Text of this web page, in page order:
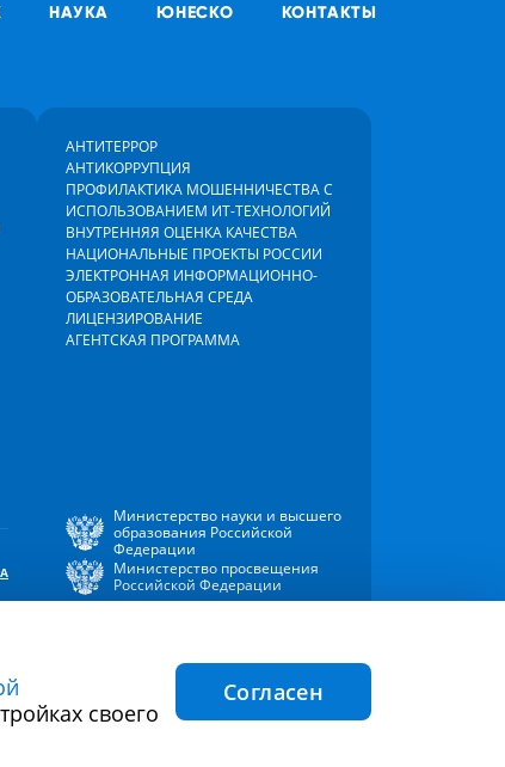
НАУКА ЮНЕСКО КОНТАКТЫ
АНТИТЕРРОР
АНТИКОРРУПЦИЯ
ПРОФИЛАКТИКА МОШЕННИЧЕСТВА С
ИСПОЛЬЗОВАНИЕМ ИТ-ТЕХНОЛОГИЙ
ВНУТРЕННЯЯ ОЦЕНКА КАЧЕСТВА
НАЦИОНАЛЬНЫЕ ПРОЕКТЫ РОССИИ
ЭЛЕКТРОННАЯ ИНФОРМАЦИОННО-
ОБРАЗОВАТЕЛЬНАЯ СРЕДА
ЛИЦЕНЗИРОВАНИЕ
АГЕНТСКАЯ ПРОГРАММА
Министерство науки и высшего
образования Российской
Федерации
Министерство просвещения
Российской Федерации
cookie
Согласие на обработку персональных
своего
Согласен